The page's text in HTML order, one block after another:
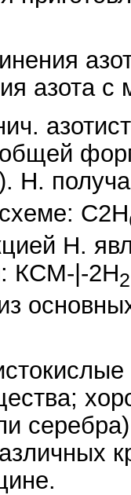
азота с
Н.
С2Н
Н.
КСМ-|-2Н2